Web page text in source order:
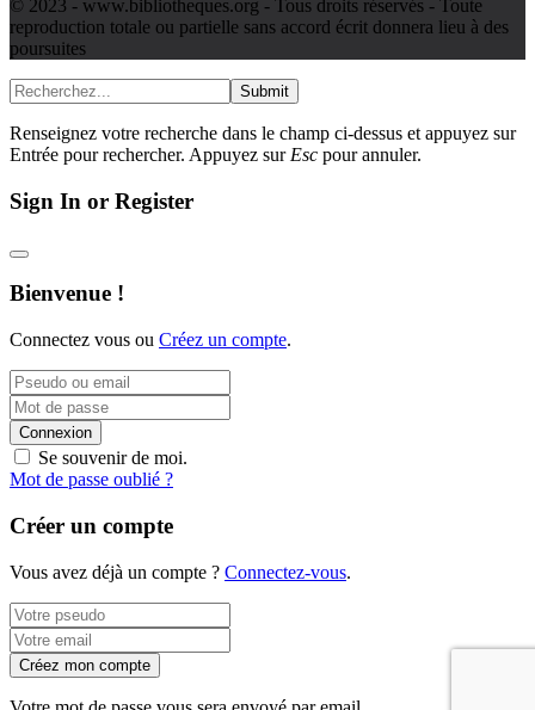
© 2023 - www.bibliotheques.org - Tous droits réservés - Toute
reproduction totale ou partielle sans accord écrit donnera lieu à des
poursuites
Submit
Renseignez votre recherche dans le champ ci-dessus et appuyez sur
Entrée pour rechercher. Appuyez sur Esc pour annuler.
Sign In or Register
Bienvenue !
Connectez vous ou Créez un compte.
Connexion
Se souvenir de moi.
Mot de passe oublié ?
Créer un compte
Vous avez déjà un compte ? Connectez-vous.
Créez mon compte